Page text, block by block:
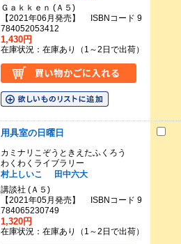
Ｇａｋｋｅｎ (Ａ５)
【2021年06月発売】 ISBNコード 9
784052053412
1,430円
在庫状況：在庫あり（1～2日で出荷）
用具室の日曜日
カミナリこぞうときえたふくろう
わくわくライブラリー
村上しいこ
田中六大
講談社 (Ａ５)
【2021年05月発売】 ISBNコード 9
784065230749
1,320円
在庫状況：在庫あり（1～2日で出荷）